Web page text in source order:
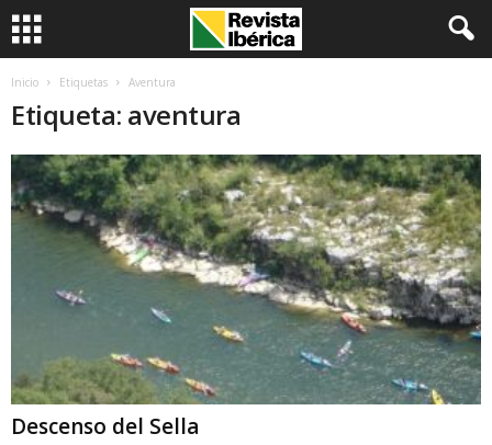
Inicio Etiquetas Aventura
Etiqueta: aventura
Descenso del Sella